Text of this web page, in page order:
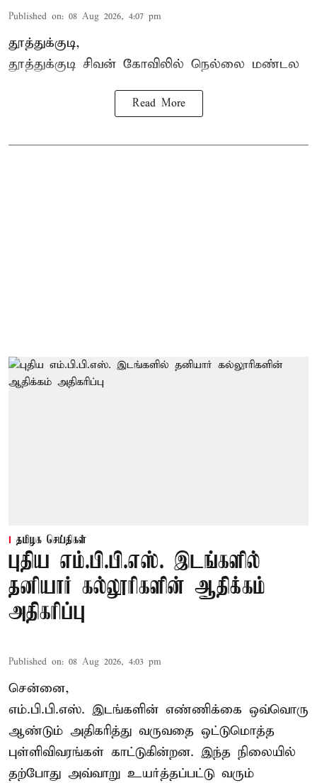
Published on: 08 Aug 2026, 4:07 pm
தூத்துக்குடி,
தூத்துக்குடி சிவன் கோவிலில் நெல்லை மண்டல
Read More
தமிழக செய்திகள்
புதிய எம்.பி.பி.எஸ். இடங்களில்
தனியார் கல்லூரிகளின் ஆதிக்கம்
அதிகரிப்பு
Published on: 08 Aug 2026, 4:03 pm
சென்னை,
எம்.பி.பி.எஸ். இடங்களின் எண்ணிக்கை ஒவ்வொரு
ஆண்டும் அதிகரித்து வருவதை ஒட்டுமொத்த
புள்ளிவிவரங்கள் காட்டுகின்றன. இந்த நிலையில்
தற்போது அவ்வாறு உயர்த்தப்பட்டு வரும்